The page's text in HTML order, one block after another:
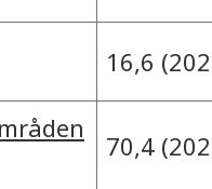
16,6
70,4